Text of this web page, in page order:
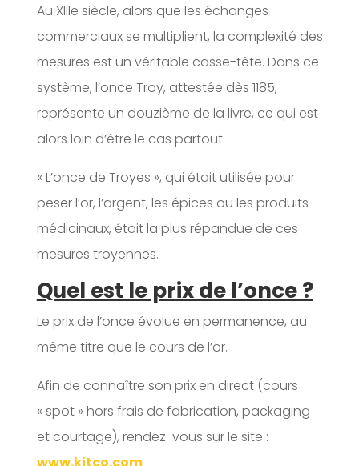
Au XIIIe siècle, alors que les échanges
commerciaux se multiplient, la complexité des
mesures est un véritable casse-tête. Dans ce
système, l’once Troy, attestée dès 1185,
représente un douzième de la livre, ce qui est
alors loin d’être le cas partout.
« L’once de Troyes », qui était utilisée pour
peser l’or, l’argent, les épices ou les produits
médicinaux, était la plus répandue de ces
mesures troyennes.
Quel est le prix de l’once ?
Le prix de l’once évolue en permanence, au
même titre que le cours de l’or.
Afin de connaître son prix en direct (cours
« spot » hors frais de fabrication, packaging
et courtage), rendez-vous sur le site :
www.kitco.com